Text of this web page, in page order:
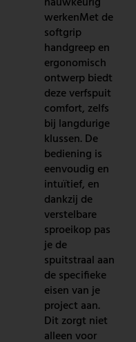
werkenMet de
softgrip
handgreep en
ergonomisch
ontwerp biedt
deze verfspuit
comfort, zelfs
bij langdurige
klussen. De
bediening is
eenvoudig en
intuïtief, en
dankzij de
verstelbare
sproeikop pas
je de
spuitstraal aan
de specifieke
eisen van je
project aan.
Dit zorgt niet
alleen voor